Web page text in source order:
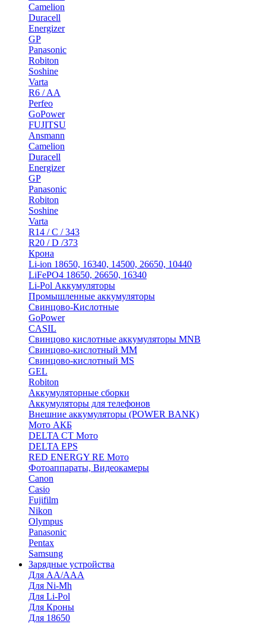
Camelion
Duracell
Energizer
GP
Panasonic
Robiton
Soshine
Varta
R6 / AA
Perfeo
GoPower
FUJITSU
Ansmann
Camelion
Duracell
Energizer
GP
Panasonic
Robiton
Soshine
Varta
R14 / C / 343
R20 / D /373
Крона
Li-ion 18650, 16340, 14500, 26650, 10440
LiFePO4 18650, 26650, 16340
Li-Pol Аккумуляторы
Промышленные аккумуляторы
Свинцово-Кислотные
GoPower
CASIL
Свинцово кислотные аккумуляторы MNB
Cвинцово-кислотный MM
Cвинцово-кислотный MS
GEL
Robiton
Аккумуляторные сборки
Аккумуляторы для телефонов
Внешние аккумуляторы (POWER BANK)
Мото АКБ
DELTA CT Мото
DELTA EPS
RED ENERGY RE Мото
Фотоаппараты, Видеокамеры
Canon
Casio
Fujifilm
Nikon
Olympus
Panasonic
Pentax
Samsung
Зарядные устройства
Для AA/AAA
Для Ni-Mh
Для Li-Pol
Для Кроны
Для 18650